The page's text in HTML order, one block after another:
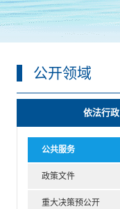
公开领域
依法行政
公共服务
政策文件
重大决策预公开